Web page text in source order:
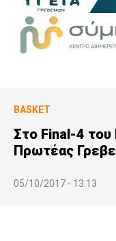
BASKET
Στο Final-4
Πρωτέας
05/10/2017 - 13:13